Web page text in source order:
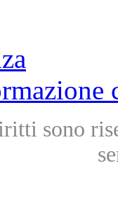
sono